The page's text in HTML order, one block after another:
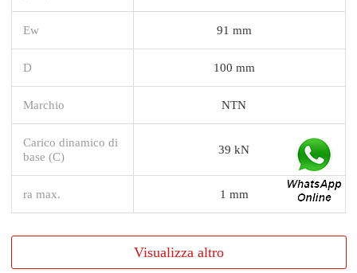
Ew 91 mm
D 100 mm
Marchio NTN
Carico dinamico di
base (C)
39 kN
ra max. 1 mm
Visualizza altro